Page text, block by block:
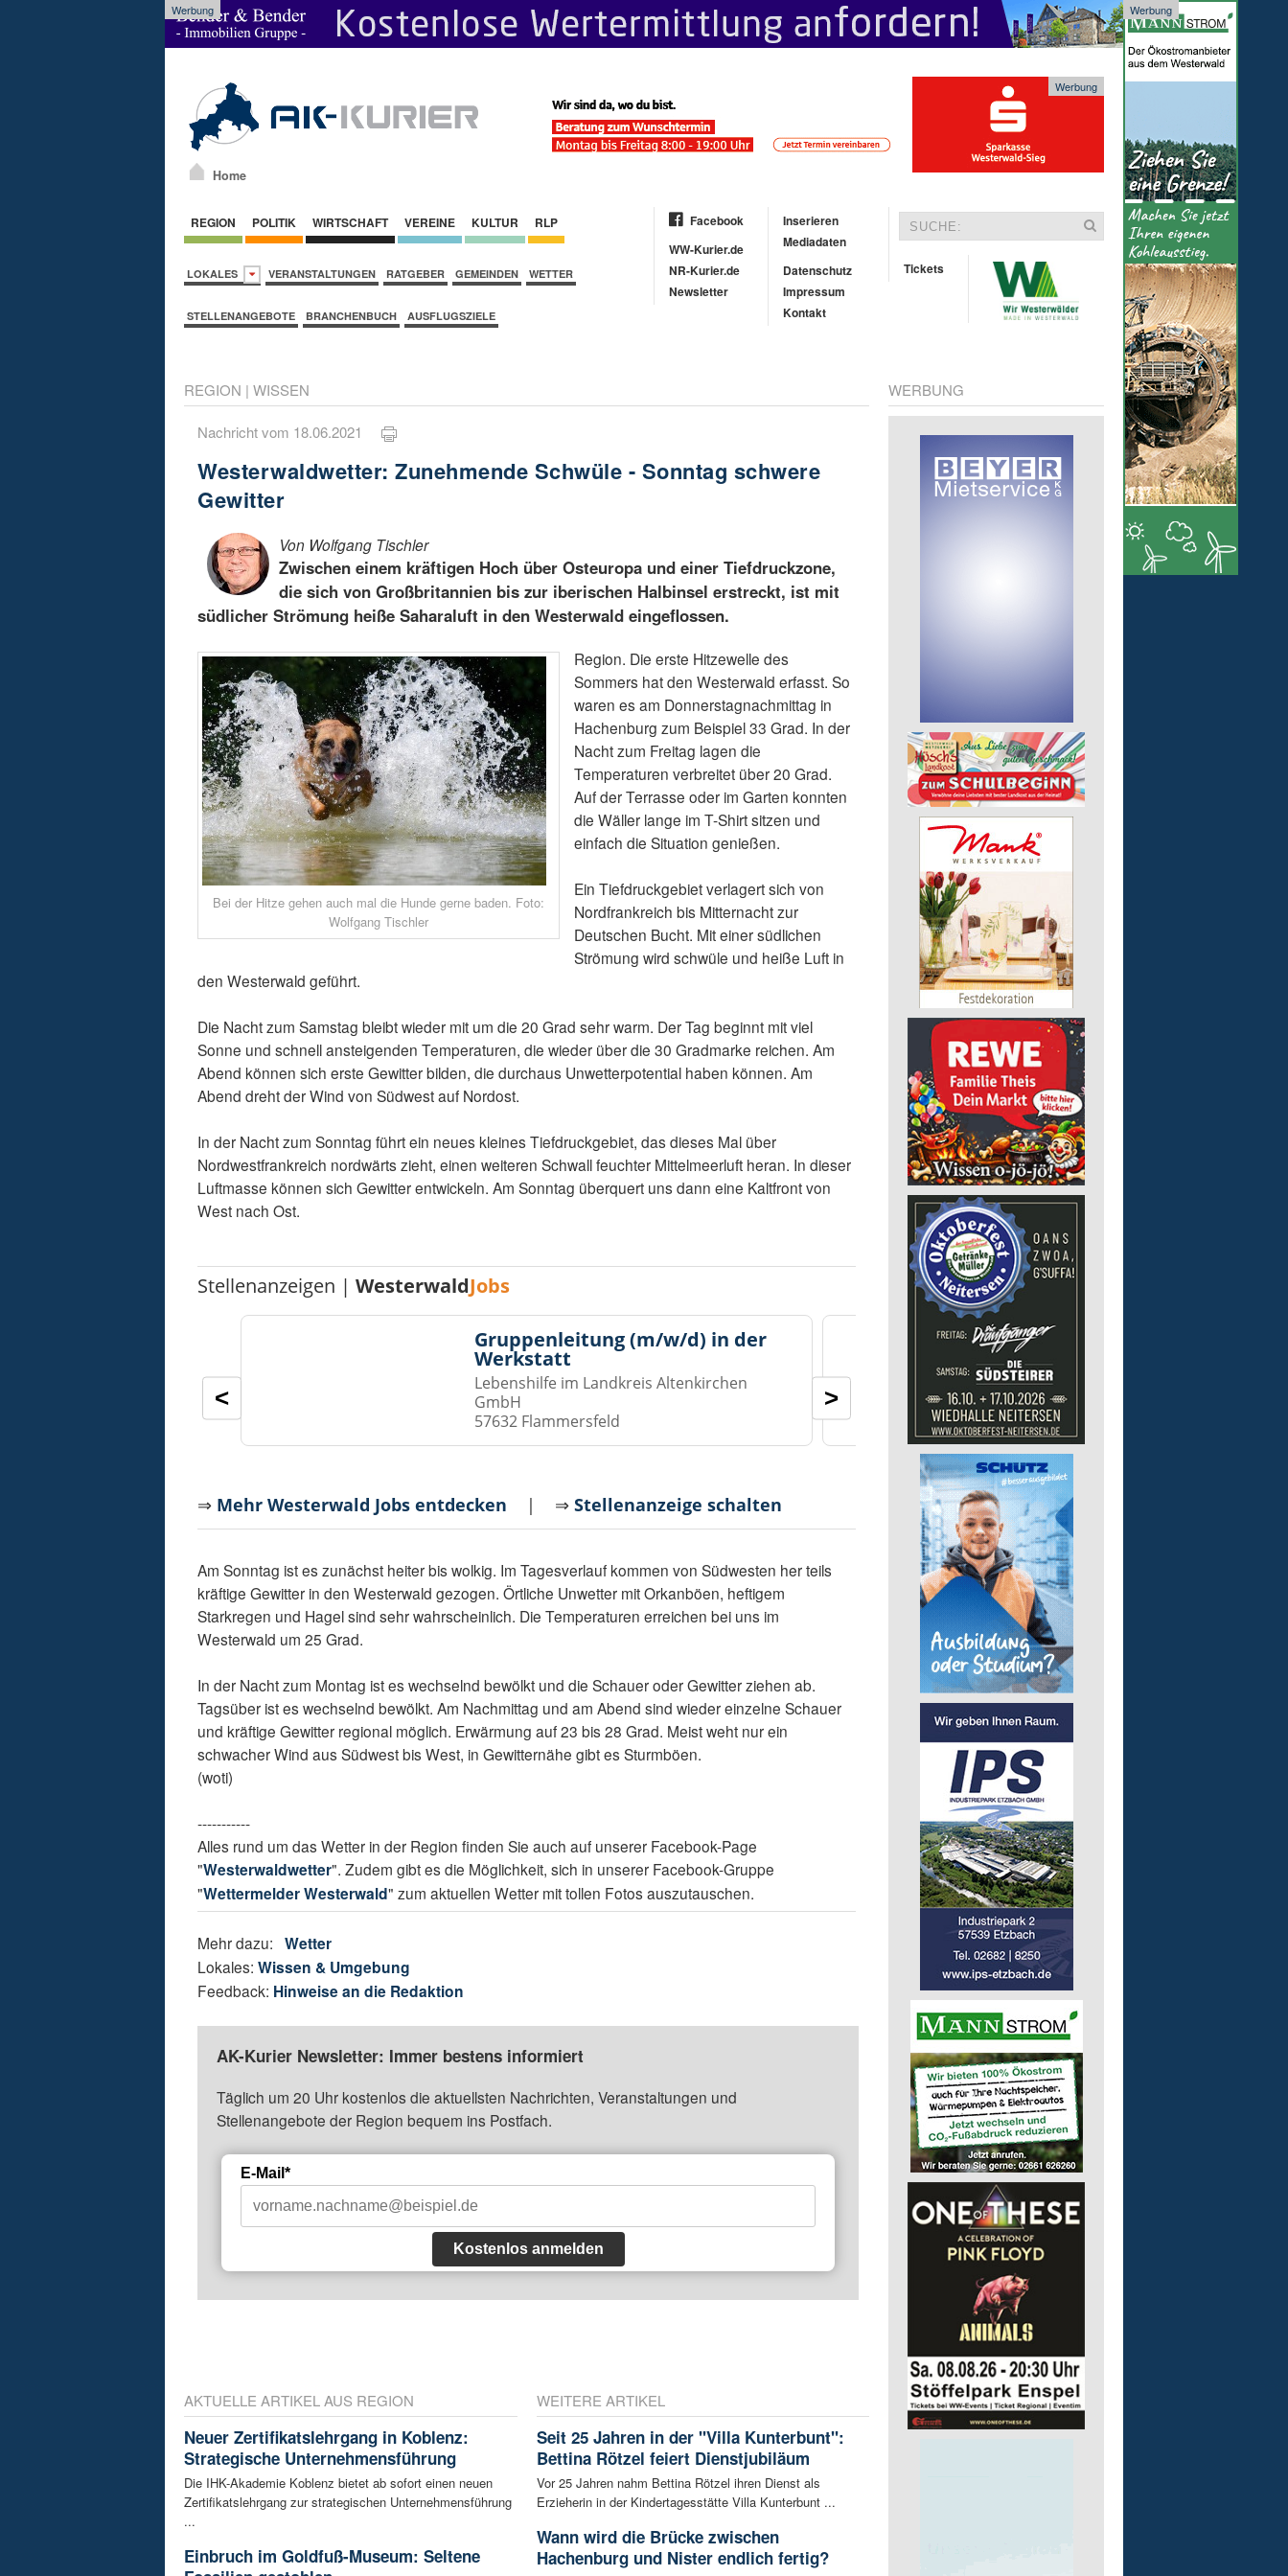
Werbung Werbung
Home
Werbung
REGION POLITIK WIRTSCHAFT VEREINE KULTUR RLP
LOKALES VERANSTALTUNGEN RATGEBER GEMEINDEN WETTER
STELLENANGEBOTE BRANCHENBUCH AUSFLUGSZIELE
Facebook
WW-Kurier.de
NR-Kurier.de
Newsletter
Inserieren
Mediadaten
Datenschutz
Impressum
Kontakt
Tickets
REGION | WISSEN
Nachricht vom 18.06.2021
Westerwaldwetter: Zunehmende Schwüle - Sonntag schwere
Gewitter
Von Wolfgang Tischler
Zwischen einem kräftigen Hoch über Osteuropa und einer Tiefdruckzone,
die sich von Großbritannien bis zur iberischen Halbinsel erstreckt, ist mit
südlicher Strömung heiße Saharaluft in den Westerwald eingeflossen.
Bei der Hitze gehen auch mal die Hunde gerne baden. Foto:
Wolfgang Tischler
Region. Die erste Hitzewelle des
Sommers hat den Westerwald erfasst. So
waren es am Donnerstagnachmittag in
Hachenburg zum Beispiel 33 Grad. In der
Nacht zum Freitag lagen die
Temperaturen verbreitet über 20 Grad.
Auf der Terrasse oder im Garten konnten
die Wäller lange im T-Shirt sitzen und
einfach die Situation genießen.
Ein Tiefdruckgebiet verlagert sich von
Nordfrankreich bis Mitternacht zur
Deutschen Bucht. Mit einer südlichen
Strömung wird schwüle und heiße Luft in
den Westerwald geführt.
Die Nacht zum Samstag bleibt wieder mit um die 20 Grad sehr warm. Der Tag beginnt mit viel
Sonne und schnell ansteigenden Temperaturen, die wieder über die 30 Gradmarke reichen. Am
Abend können sich erste Gewitter bilden, die durchaus Unwetterpotential haben können. Am
Abend dreht der Wind von Südwest auf Nordost.
In der Nacht zum Sonntag führt ein neues kleines Tiefdruckgebiet, das dieses Mal über
Nordwestfrankreich nordwärts zieht, einen weiteren Schwall feuchter Mittelmeerluft heran. In dieser
Luftmasse können sich Gewitter entwickeln. Am Sonntag überquert uns dann eine Kaltfront von
West nach Ost.
Stellenanzeigen |WesterwaldJobs
Gruppenleitung (m/w/d) in der
Werkstatt
Lebenshilfe im Landkreis Altenkirchen
GmbH
57632 Flammersfeld
GmbH
57537 Mittelhof
< >
⇒ Mehr Westerwald Jobs entdecken | ⇒Stellenanzeige schalten
Am Sonntag ist es zunächst heiter bis wolkig. Im Tagesverlauf kommen von Südwesten her teils
kräftige Gewitter in den Westerwald gezogen. Örtliche Unwetter mit Orkanböen, heftigem
Starkregen und Hagel sind sehr wahrscheinlich. Die Temperaturen erreichen bei uns im
Westerwald um 25 Grad.
In der Nacht zum Montag ist es wechselnd bewölkt und die Schauer oder Gewitter ziehen ab.
Tagsüber ist es wechselnd bewölkt. Am Nachmittag und am Abend sind wieder einzelne Schauer
und kräftige Gewitter regional möglich. Erwärmung auf 23 bis 28 Grad. Meist weht nur ein
schwacher Wind aus Südwest bis West, in Gewitternähe gibt es Sturmböen.
(woti)
-----------
Alles rund um das Wetter in der Region finden Sie auch auf unserer Facebook-Page
"Westerwaldwetter". Zudem gibt es die Möglichkeit, sich in unserer Facebook-Gruppe
"Wettermelder Westerwald" zum aktuellen Wetter mit tollen Fotos auszutauschen.
Mehr dazu:Wetter
Lokales:Wissen & Umgebung
Feedback: Hinweise an die Redaktion
AK-Kurier Newsletter: Immer bestens informiert
Täglich um 20 Uhr kostenlos die aktuellsten Nachrichten, Veranstaltungen und
Stellenangebote der Region bequem ins Postfach.
E-Mail*
Kostenlos anmelden
AKTUELLE ARTIKEL AUS REGION
Neuer Zertifikatslehrgang in Koblenz:
Strategische Unternehmensführung
Die IHK-Akademie Koblenz bietet ab sofort einen neuen
Zertifikatslehrgang zur strategischen Unternehmensführung
...
Einbruch im Goldfuß-Museum: Seltene
WEITERE ARTIKEL
Seit 25 Jahren in der "Villa Kunterbunt":
Bettina Rötzel feiert Dienstjubiläum
Vor 25 Jahren nahm Bettina Rötzel ihren Dienst als
Erzieherin in der Kindertagesstätte Villa Kunterbunt ...
Wann wird die Brücke zwischen
Hachenburg und Nister endlich fertig?
WERBUNG